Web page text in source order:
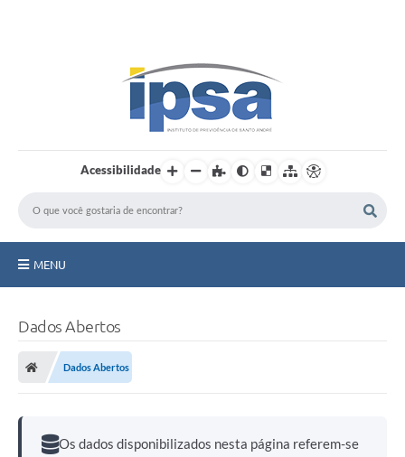
Acessibilidade
MENU
Benefícios
Contato
Dados Abertos
Dados Abertos
Os dados disponibilizados nesta página referem-se